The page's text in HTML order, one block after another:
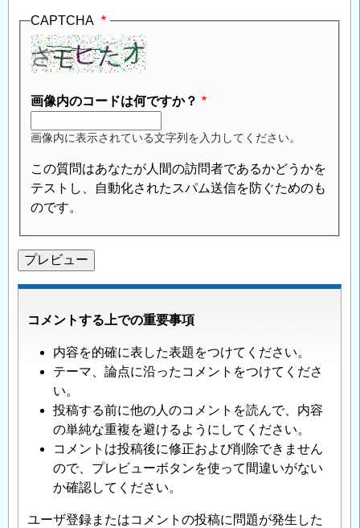
CAPTCHA
画像内のコードは何ですか？
画像内に表示されている文字列を入力してください。
この質問はあなたが人間の訪問者であるかどうかを
テストし、自動化されたスパム送信を防ぐためのも
のです。
コメントする上での重要事項
内容を的確に表した表題をつけてください。
テーマ、論点に沿ったコメントをつけてくださ
い。
投稿する前に他の人のコメントを読んで、内容
の単純な重複を避けるようにしてください。
コメントは投稿後に修正および削除できません
ので、プレビューボタンを使って間違いがない
か確認してください。
ユーザ登録またはコメントの投稿に問題が発生した